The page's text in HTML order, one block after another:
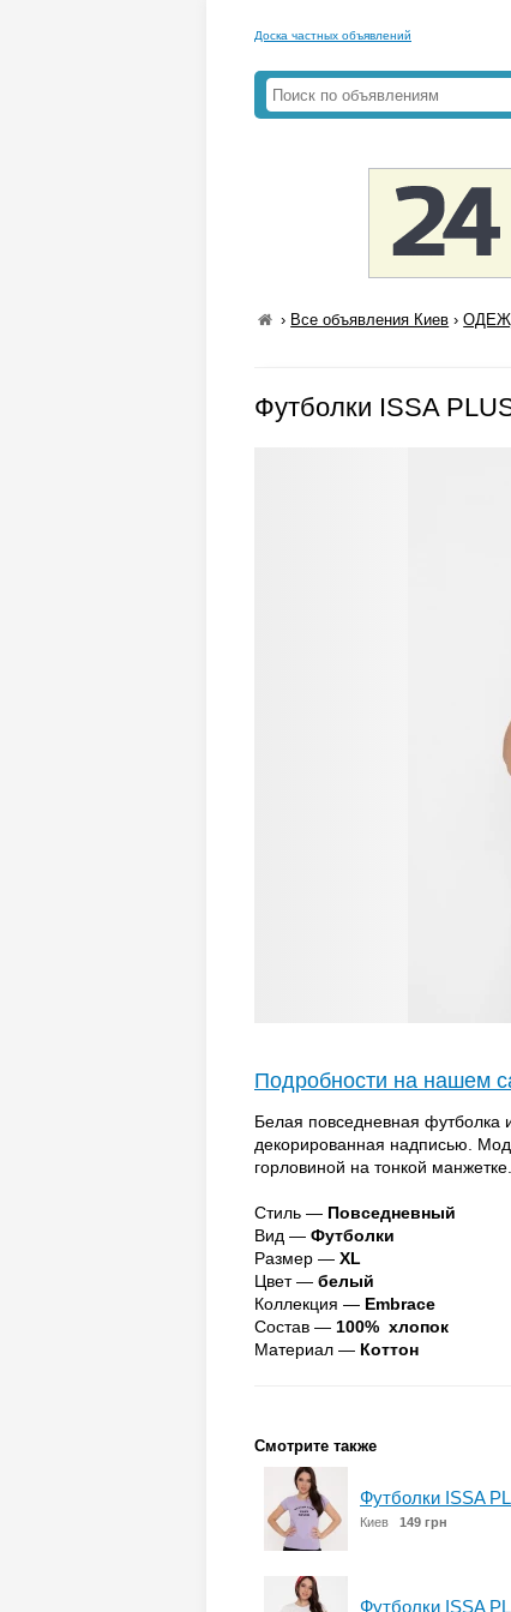
Доска частных объявлений
› Все объявления Киев ›
Футболки ISSA
Подробности на нашем
Белая повседневная футболка
декорированная надписью.
горловиной на тонкой манжетке.
Стиль — Повседневный
Вид — Футболки
Размер — XL
Цвет — белый
Коллекция — Embrace
Состав — 100% хлопок
Материал — Коттон
Смотрите также
Футболки ISSA
Киев 149 грн
Футболки ISSA